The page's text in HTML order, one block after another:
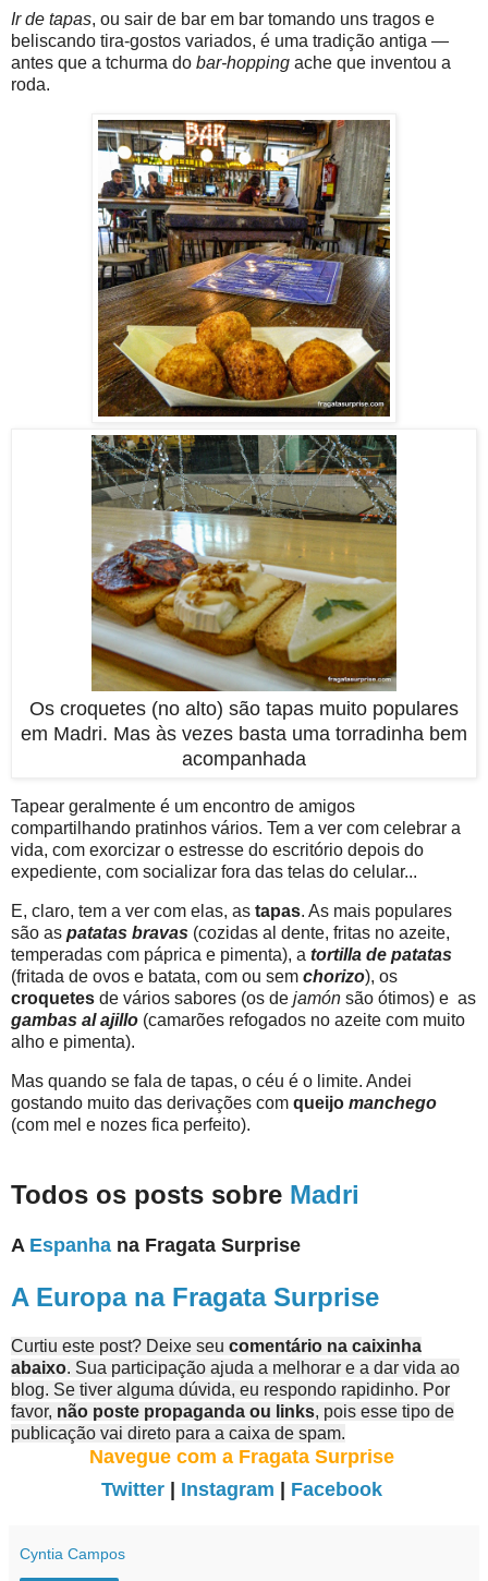
Ir de tapas, ou sair de bar em bar tomando uns tragos e
beliscando tira-gostos variados, é uma tradição antiga —
antes que a tchurma do bar-hopping ache que inventou a
roda.
Os croquetes (no alto) são tapas muito populares
em Madri. Mas às vezes basta uma torradinha bem
acompanhada
Tapear geralmente é um encontro de amigos
compartilhando pratinhos vários. Tem a ver com celebrar a
vida, com exorcizar o estresse do escritório depois do
expediente, com socializar fora das telas do celular...
E, claro, tem a ver com elas, as tapas. As mais populares
são as patatas bravas (cozidas al dente, fritas no azeite,
temperadas com páprica e pimenta), a tortilla de patatas
(fritada de ovos e batata, com ou sem chorizo), os
croquetes de vários sabores (os de jamón são ótimos) e as
gambas al ajillo (camarões refogados no azeite com muito
alho e pimenta).
Mas quando se fala de tapas, o céu é o limite. Andei
gostando muito das derivações com queijo manchego
(com mel e nozes fica perfeito).
Todos os posts sobre Madri
A Espanha na Fragata Surprise
A Europa na Fragata Surprise
Curtiu este post? Deixe seu comentário na caixinha
abaixo. Sua participação ajuda a melhorar e a dar vida ao
blog. Se tiver alguma dúvida, eu respondo rapidinho. Por
favor, não poste propaganda ou links, pois esse tipo de
publicação vai direto para a caixa de spam.
Navegue com a Fragata Surprise
Twitter| Instagram Facebook
Cyntia Campos